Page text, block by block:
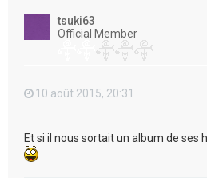
tsuki63
Official Member
10 août 2015, 20:31
Et si il nous sortait un album de ses